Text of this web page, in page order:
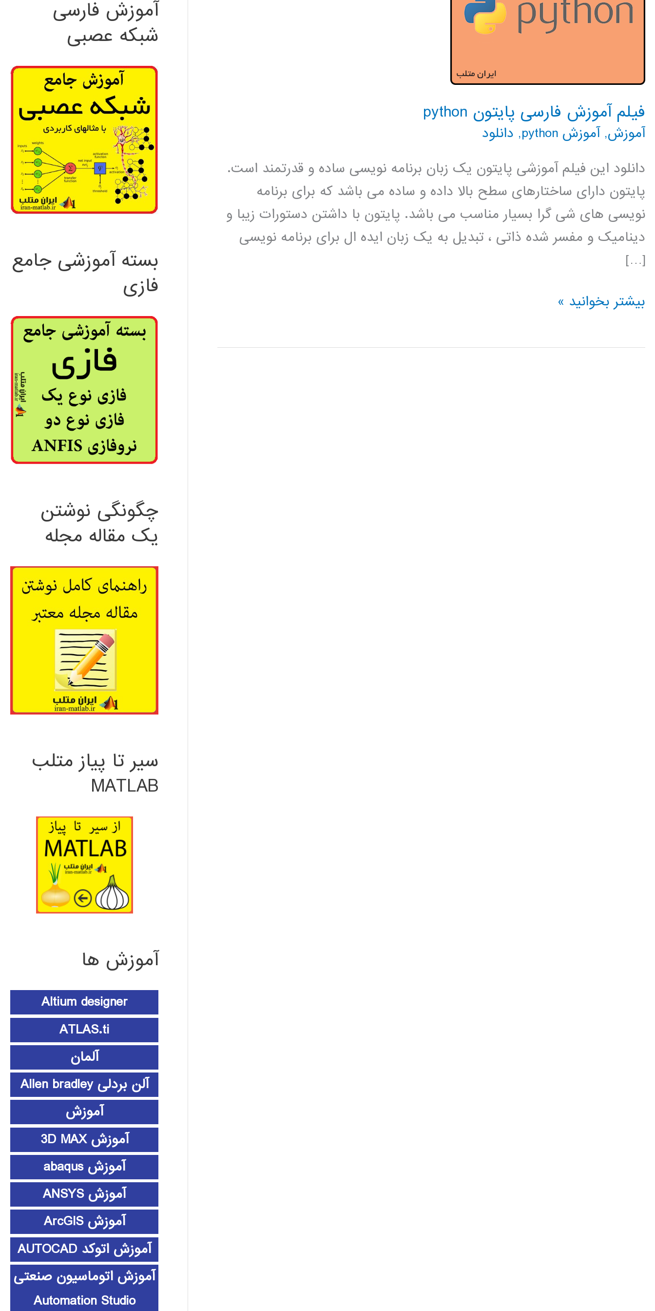
فیلم آموزش فارسی پایتون python
آموزش,آموزش python , دانلود
دانلود این فیلم آموزشی پایتون یک زبان برنامه نویسی ساده و قدرتمند است.
پایتون دارای ساختارهای سطح بالا داده و ساده می باشد که برای برنامه
نویسی های شی گرا بسیار مناسب می باشد. پایتون با داشتن دستورات زیبا و
دینامیک و مفسر شده ذاتی ، تبدیل به یک زبان ایده ال برای برنامه نویسی
[…]
فیلم
فارسی
بیشتر بخوانید »
آموزش فارسی
شبکه عصبی
بسته آموزشی جامع
فازی
چگونگی نوشتن
یک مقاله مجله
سیر تا پیاز متلب
MATLAB
آموزش ها
Altium designer
ATLAS.ti
آلمان
آلن بردلی Allen bradley
آموزش
آموزش 3D MAX
آموزش abaqus
آموزش ANSYS
آموزش ArcGIS
آموزش اتوکد AUTOCAD
آموزش اتوماسیون صنعتی
Automation Studio